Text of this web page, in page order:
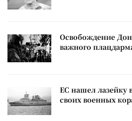
Освобождение
важного
ЕС нашел лазейку
своих военных